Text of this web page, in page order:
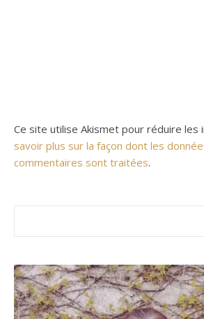
Ce site utilise Akismet pour réduire les
savoir plus sur la façon dont les
commentaires sont traitées.